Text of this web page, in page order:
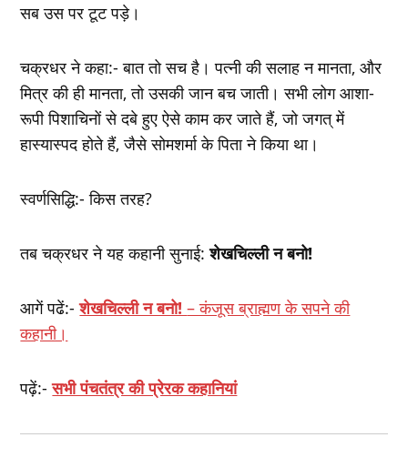
सब उस पर टूट पड़े।
चक्रधर ने कहा:- बात तो सच है। पत्नी की सलाह न मानता, और
मित्र की ही मानता, तो उसकी जान बच जाती। सभी लोग आशा-
रूपी पिशाचिनों से दबे हुए ऐसे काम कर जाते हैं, जो जगत् में
हास्यास्पद होते हैं, जैसे सोमशर्मा के पिता ने किया था।
स्वर्णसिद्धि:- किस तरह?
तब चक्रधर ने यह कहानी सुनाई:शेखचिल्ली न बनो!
आगें पढें:-शेखचिल्ली न बनो!– कंजूस ब्राह्मण के सपने की
कहानी।
पढ़ें:-सभी पंचतंत्र की प्रेरक कहानियां